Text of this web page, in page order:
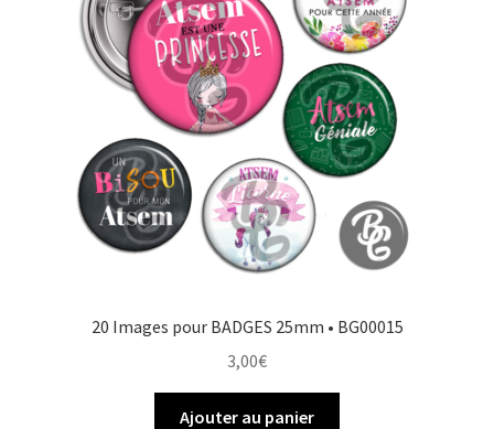
20 Images pour BADGES 25mm • BG00015
3,00€
Ajouter au panier